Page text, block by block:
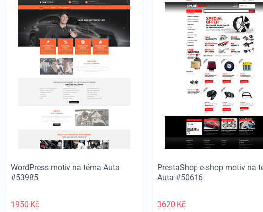
WordPress motiv na téma Auta
#53985
1950 Kč
PrestaShop e-shop motiv na
Auta #50616
3620 Kč